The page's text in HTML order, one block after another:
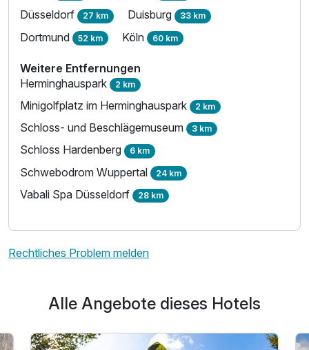
Für 4 Tage p.P. ab
Düsseldorf 27 km Duisburg 33 km
Dortmund 52 km Köln 60 km
Weitere Entfernungen
Herminghauspark 2 km
Minigolfplatz im Herminghauspark 2 km
Schloss- und Beschlägemuseum 3 km
Schloss Hardenberg 6 km
Schwebodrom Wuppertal 24 km
Vabali Spa Düsseldorf 28 km
Rechtliches Problem melden
Alle Angebote dieses Hotels